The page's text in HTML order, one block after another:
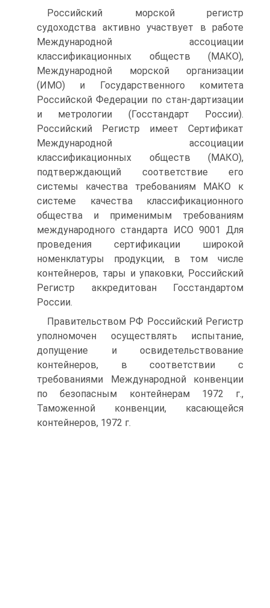
Российский морской регистр
судоходства активно участвует в работе
Международной ассоциации
классификационных обществ (МАКО),
Международной морской организации
(ИМО) и Государственного комитета
Российской Федерации по стан-дартизации
и метрологии (Госстандарт России).
Российский Регистр имеет Сертификат
Международной ассоциации
классификационных обществ (МАКО),
подтверждающий соответствие его
системы качества требованиям МАКО к
системе качества классификационного
общества и применимым требованиям
международного стандарта ИСО 9001 Для
проведения сертификации широкой
номенклатуры продукции, в том числе
контейнеров, тары и упаковки, Российский
Регистр аккредитован Госстандартом
России.
Правительством РФ Российский Регистр
уполномочен осуществлять испытание,
допущение и освидетельствование
контейнеров, в соответствии с
требованиями Международной конвенции
по безопасным контейнерам 1972 г.,
Таможенной конвенции, касающейся
контейнеров, 1972 г.